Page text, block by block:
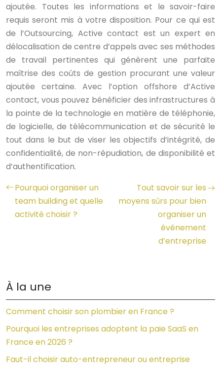
ajoutée. Toutes les informations et le savoir-faire
requis seront mis à votre disposition. Pour ce qui est
de l’Outsourcing, Active contact est un expert en
délocalisation de centre d’appels avec ses méthodes
de travail pertinentes qui génèrent une parfaite
maîtrise des coûts de gestion procurant une valeur
ajoutée certaine. Avec l’option offshore d’Active
contact, vous pouvez bénéficier des infrastructures à
la pointe de la technologie en matière de téléphonie,
de logicielle, de télécommunication et de sécurité le
tout dans le but de viser les objectifs d’intégrité, de
confidentialité, de non-répudiation, de disponibilité et
d’authentification.
Pourquoi organiser un
team building et quelle
activité choisir ?
Tout savoir sur les
moyens sûrs pour bien
organiser un
événement
d’entreprise
À la une
Comment choisir son plombier en France ?
Pourquoi les entreprises adoptent la paie SaaS en
France en 2026 ?
Faut-il choisir auto-entrepreneur ou entreprise